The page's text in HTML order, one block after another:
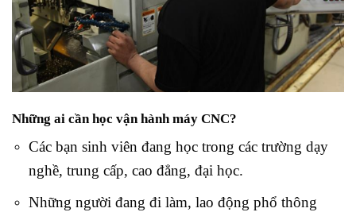
Những ai cần học vận hành máy CNC?
Các bạn sinh viên đang học trong các trường dạy
nghề, trung cấp, cao đẳng, đại học.
Những người đang đi làm, lao động phổ thông